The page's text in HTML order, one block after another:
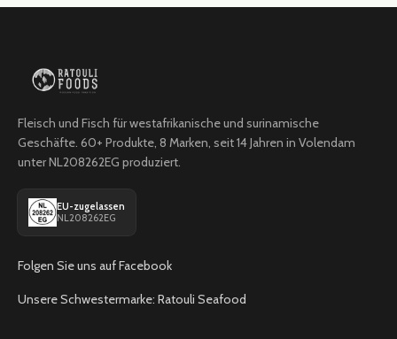
Fleisch und Fisch für westafrikanische und surinamische
Geschäfte. 60+ Produkte, 8 Marken, seit 14 Jahren in Volendam
unter NL208262EG produziert.
EU-zugelassen
NL208262EG
Folgen Sie uns auf Facebook
Unsere Schwestermarke: Ratouli Seafood